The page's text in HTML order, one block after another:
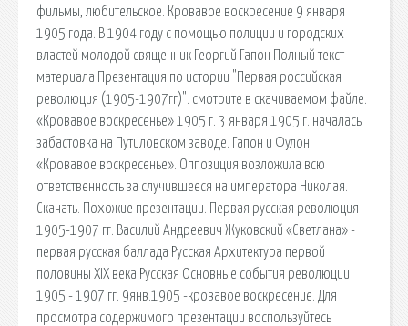
фильмы, любительское. Кровавое воскресение 9 января
1905 года. В 1904 году с помощью полиции и городских
властей молодой священник Георгий Гапон Полный текст
материала Презентация по истории "Первая российская
революция (1905-1907гг)". смотрите в скачиваемом файле.
«Кровавое воскресенье» 1905 г. 3 января 1905 г. началась
забастовка на Путиловском заводе. Гапон и Фулон.
«Кровавое воскресенье». Оппозиция возложила всю
ответственность за случившееся на императора Николая.
Скачать. Похожие презентации. Первая русская революция
1905-1907 гг. Василий Андреевич Жуковский «Светлана» -
первая русская баллада Русская Архитектура первой
половины XIX века Русская Основные события революции
1905 - 1907 гг. 9янв.1905 -кровавое воскресение. Для
просмотра содержимого презентации воспользуйтесь